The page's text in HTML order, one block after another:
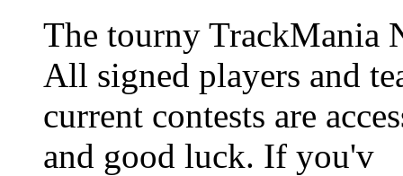
The tourny TrackMania
All signed players and
current contests are
and good luck. If you'v